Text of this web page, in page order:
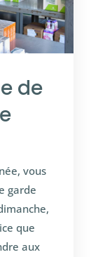
de
vous
garde
que
aux